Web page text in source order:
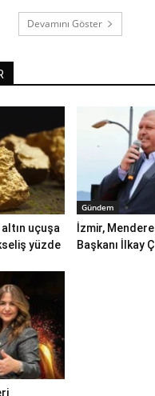
Devamını Göster
uçuşa
yüzde
Gündem
İzmir,
Başkanı İlkay